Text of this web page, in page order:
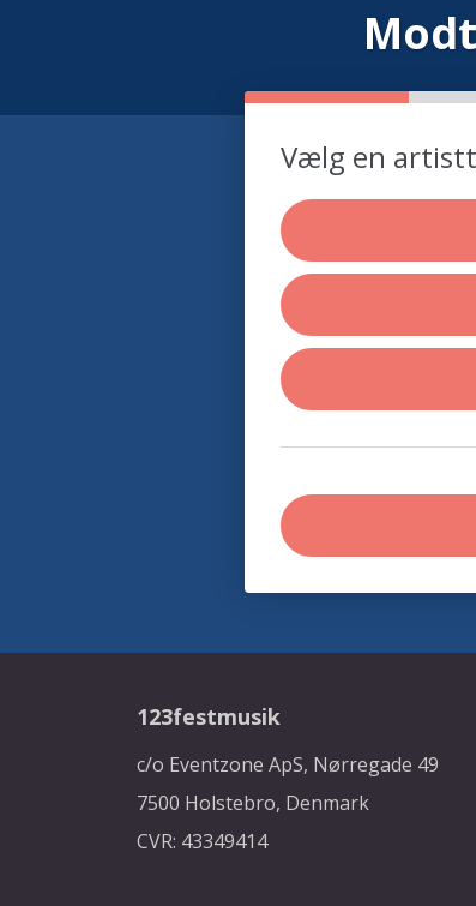
Vælg en
123festmusik
c/o Eventzone ApS, Nørregade 49
7500 Holstebro, Denmark
CVR: 43349414